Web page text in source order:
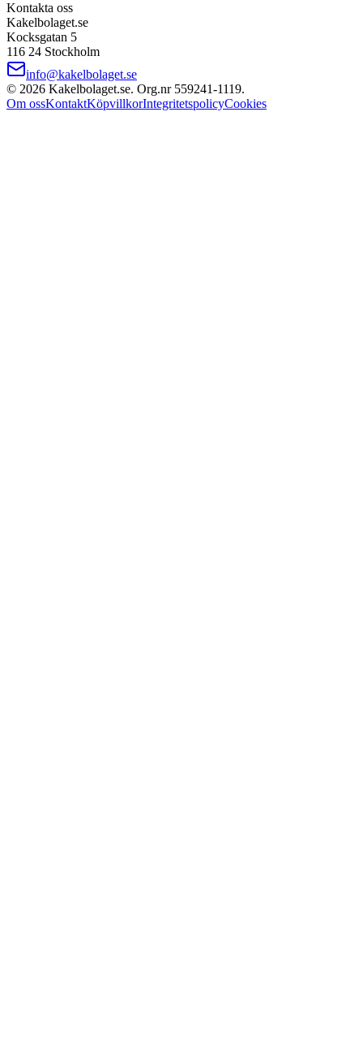
Kontakta oss
Kakelbolaget.se
Kocksgatan 5
116 24 Stockholm
info@kakelbolaget.se
© 2026 Kakelbolaget.se. Org.nr 559241‑1119.
Om ossKontaktKöpvillkorIntegritetspolicyCookies